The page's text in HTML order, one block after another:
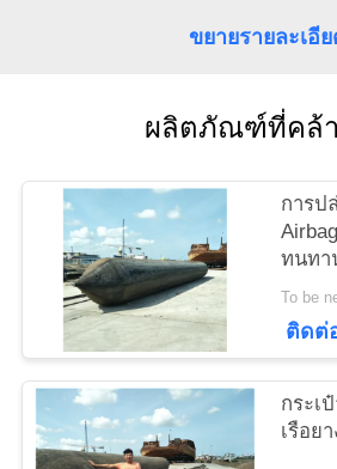
ทุน
แผนผัง
เว็บไซต์
PRIVACY
POLICY
ขยายรายละเอี
ผลิตภัณฑ์ที่คล้
การป
ทนทา
To be
ติดต่
กระเ
เรือยา